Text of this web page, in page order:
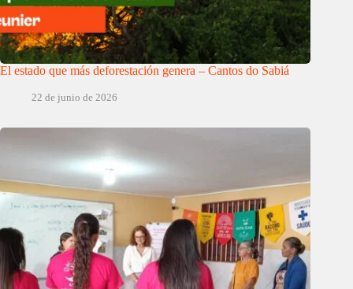
El estado que más deforestación genera – Cantos do Sabiá
22 de junio de 2026